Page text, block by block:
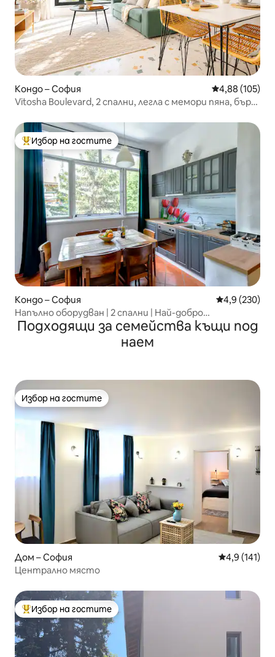
Кондо – София Средна
4,88 (105)
Vitosha Boulevard, 2 спални, легла с мемори пяна, бърз
Най-популярен избор на гостите
Избор на гостите
Кондо – София Средна
4,9 (230)
Напълно оборудван | 2 спални | Най-добро
местоположение | Просторен
Подходящи за семейства къщи под
наем
Избор на гостите
Избор на гостите
Дом – София Средна
4,9 (141)
Централно място
Най-популярен избор на гостите
Избор на гостите